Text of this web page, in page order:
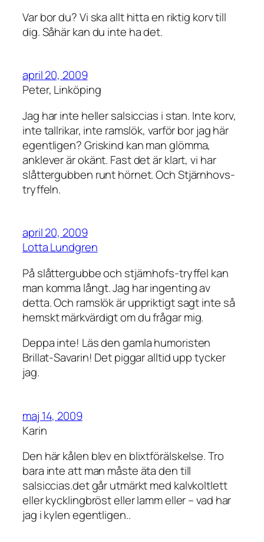
Var bor du? Vi ska allt hitta en riktig korv till
dig. Såhär kan du inte ha det.
april 20, 2009
Peter, Linköping
Jag har inte heller salsiccias i stan. Inte korv,
inte tallrikar, inte ramslök, varför bor jag här
egentligen? Griskind kan man glömma,
anklever är okänt. Fast det är klart, vi har
slåttergubben runt hörnet. Och Stjärnhovs-
tryffeln.
april 20, 2009
Lotta Lundgren
På slåttergubbe och stjärnhofs-tryffel kan
man komma långt. Jag har ingenting av
detta. Och ramslök är uppriktigt sagt inte så
hemskt märkvärdigt om du frågar mig.
Deppa inte! Läs den gamla humoristen
Brillat-Savarin! Det piggar alltid upp tycker
jag.
maj 14, 2009
Karin
Den här kålen blev en blixtförälskelse. Tro
bara inte att man måste äta den till
salsiccias.det går utmärkt med kalvkoltlett
eller kycklingbröst eller lamm eller – vad har
jag i kylen egentligen..